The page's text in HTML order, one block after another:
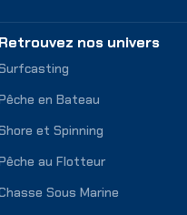
Retrouvez nos univers
en Bateau
et Spinning
au Flotteur
Sous Marine